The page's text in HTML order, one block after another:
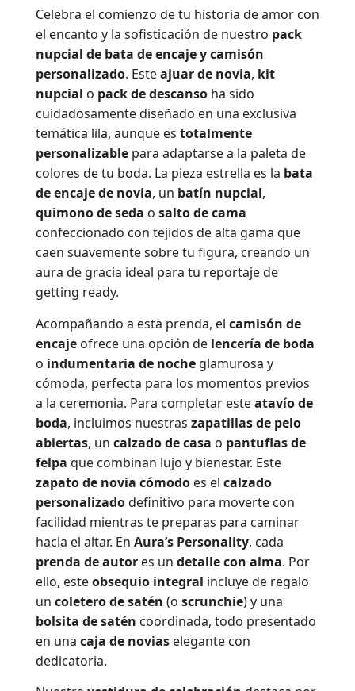
Celebra el comienzo de tu historia de amor con
el encanto y la sofisticación de nuestro pack
nupcial de bata de encaje y camisón
personalizado. Esteajuar de novia, kit
nupcial o pack de descanso ha sido
cuidadosamente diseñado en una exclusiva
temática lila, aunque es totalmente
personalizable para adaptarse a la paleta de
colores de tu boda. La pieza estrella es la bata
de encaje de novia, un batín nupcial,
quimono de seda o salto de cama
confeccionado con tejidos de alta gama que
caen suavemente sobre tu figura, creando un
aura de gracia ideal para tu reportaje de
getting ready.
Acompañando a esta prenda, el camisón de
encaje ofrece una opción de lencería de boda
o indumentaria de noche glamurosa y
cómoda, perfecta para los momentos previos
a la ceremonia. Para completar esteatavío de
boda, incluimos nuestras zapatillas de pelo
abiertas, un calzado de casa o pantuflas de
felpa que combinan lujo y bienestar. Este
zapato de novia cómodo es el calzado
personalizadodefinitivo para moverte con
facilidad mientras te preparas para caminar
hacia el altar. En Aura’s Personality, cada
prenda de autor es un detalle con alma. Por
ello, esteobsequio integral incluye de regalo
un coletero de satén (o scrunchie) y una
bolsita de satén coordinada, todo presentado
en una caja de novias elegante con
dedicatoria.